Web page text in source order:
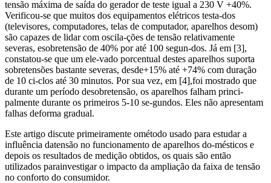
tensão máxima de saída do gerador de teste igual a 230 V +40%.
Verificou-se que muitos dos equipamentos elétricos testa-dos
(televisores, computadores, telas de computador, aparelhos desom)
são capazes de lidar com oscila-ções de tensão relativamente
severas, esobretensão de 40% por até 100 segun-dos. Já em [3],
constatou-se que um ele-vado porcentual destes aparelhos suporta
sobretensões bastante severas, desde+15% até +74% com duração
de 10 ci-clos até 30 minutos. Por sua vez, em [4],foi mostrado que
durante um período desobretensão, os aparelhos falham princi-
palmente durante os primeiros 5-10 se-gundos. Eles não apresentam
falhas deforma gradual.
Este artigo discute primeiramente ométodo usado para estudar a
influência datensão no funcionamento de aparelhos do-mésticos e
depois os resultados de medição obtidos, os quais são então
utilizados parainvestigar o impacto da ampliação da faixa de tensão
no conforto do consumidor.